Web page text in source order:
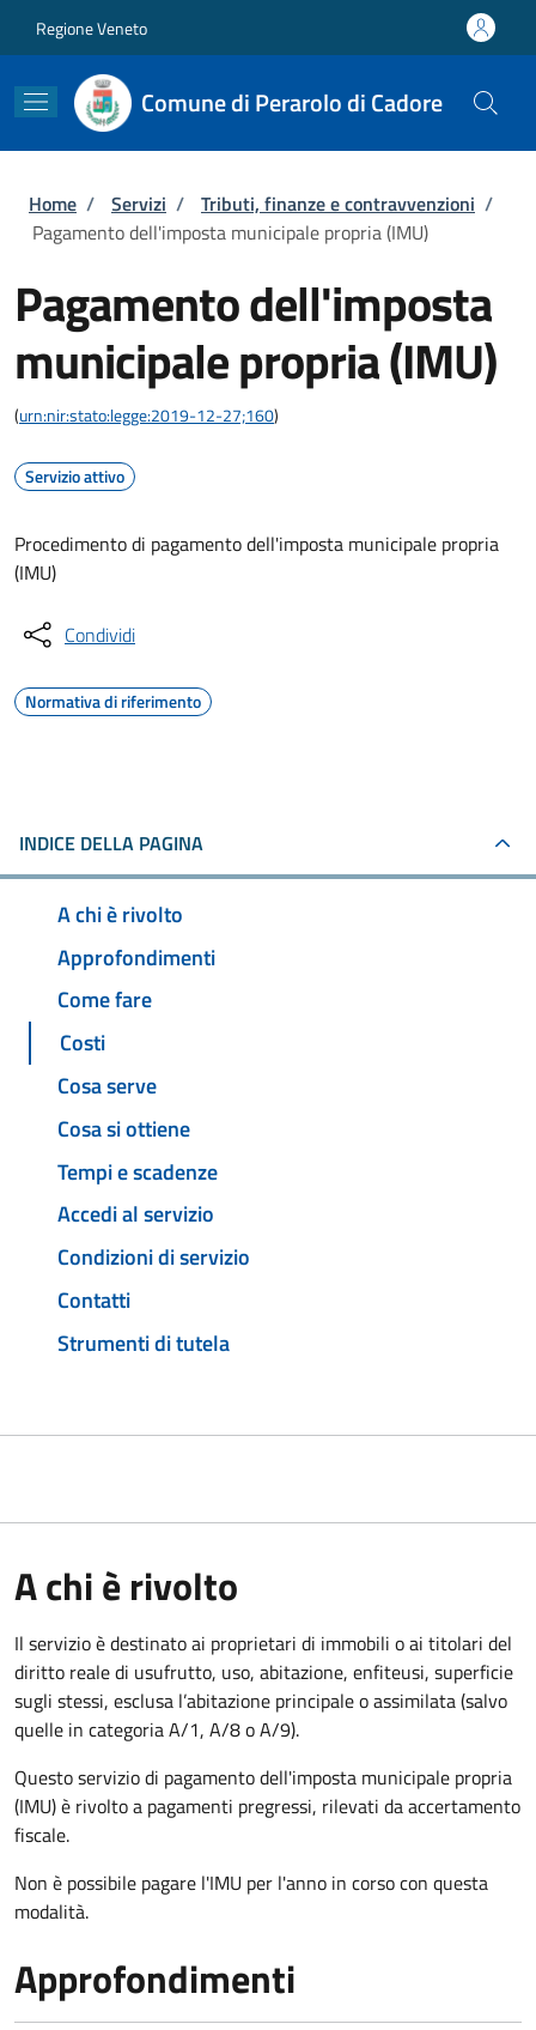
Regione Veneto
Comune di Perarolo di Cadore
Briciole di pane
Home / Servizi / Tributi, finanze e contravvenzioni /
Pagamento dell'imposta municipale propria (IMU)
Pagamento dell'imposta
municipale propria (IMU)
(urn:nir:stato:legge:2019-12-27;160)
Servizio attivo
Procedimento di pagamento dell'imposta municipale propria
(IMU)
Condividi
Normativa di riferimento
INDICE DELLA PAGINA
A chi è rivolto
Approfondimenti
Come fare
Costi
Cosa serve
Cosa si ottiene
Tempi e scadenze
Accedi al servizio
Condizioni di servizio
Contatti
Strumenti di tutela
A chi è rivolto
Il servizio è destinato ai proprietari di immobili o ai titolari del
diritto reale di usufrutto, uso, abitazione, enfiteusi, superficie
sugli stessi, esclusa l’abitazione principale o assimilata (salvo
quelle in categoria A/1, A/8 o A/9).
Questo servizio di pagamento dell'imposta municipale propria
(IMU) è rivolto a pagamenti pregressi, rilevati da accertamento
fiscale.
Non è possibile pagare l'IMU per l'anno in corso con questa
modalità.
Approfondimenti